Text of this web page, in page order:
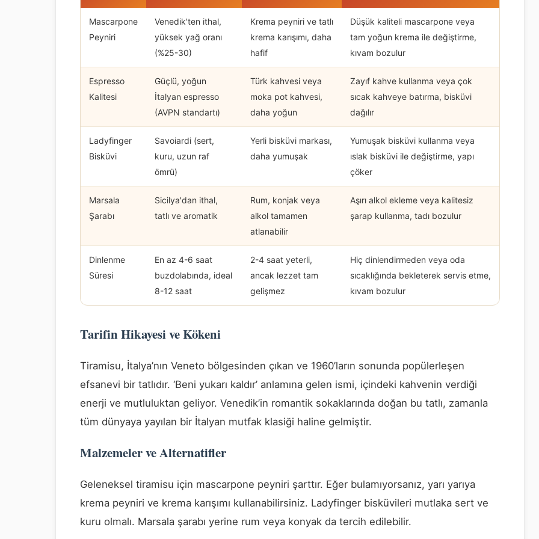
Mascarpone
Peyniri
Venedik'ten ithal,
yüksek yağ oranı
(%25-30)
Krema peyniri ve tatlı
krema karışımı, daha
hafif
Düşük kaliteli mascarpone veya
tam yoğun krema ile değiştirme,
kıvam bozulur
Espresso
Kalitesi
Güçlü, yoğun
İtalyan espresso
(AVPN standartı)
Türk kahvesi veya
moka pot kahvesi,
daha yoğun
Zayıf kahve kullanma veya çok
sıcak kahveye batırma, bisküvi
dağılır
Ladyfinger
Bisküvi
Savoiardi (sert,
kuru, uzun raf
ömrü)
Yerli bisküvi markası,
daha yumuşak
Yumuşak bisküvi kullanma veya
ıslak bisküvi ile değiştirme, yapı
çöker
Marsala
Şarabı
Sicilya'dan ithal,
tatlı ve aromatik
Rum, konjak veya
alkol tamamen
atlanabilir
Aşırı alkol ekleme veya kalitesiz
şarap kullanma, tadı bozulur
Dinlenme
Süresi
En az 4-6 saat
buzdolabında, ideal
8-12 saat
2-4 saat yeterli,
ancak lezzet tam
gelişmez
Hiç dinlendirmeden veya oda
sıcaklığında bekleterek servis etme,
kıvam bozulur
Tarifin Hikayesi ve Kökeni
Tiramisu, İtalya’nın Veneto bölgesinden çıkan ve 1960’ların sonunda popülerleşen
efsanevi bir tatlıdır. ‘Beni yukarı kaldır’ anlamına gelen ismi, içindeki kahvenin verdiği
enerji ve mutluluktan geliyor. Venedik’in romantik sokaklarında doğan bu tatlı, zamanla
tüm dünyaya yayılan bir İtalyan mutfak klasiği haline gelmiştir.
Malzemeler ve Alternatifler
Geleneksel tiramisu için mascarpone peyniri şarttır. Eğer bulamıyorsanız, yarı yarıya
krema peyniri ve krema karışımı kullanabilirsiniz. Ladyfinger bisküvileri mutlaka sert ve
kuru olmalı. Marsala şarabı yerine rum veya konyak da tercih edilebilir.